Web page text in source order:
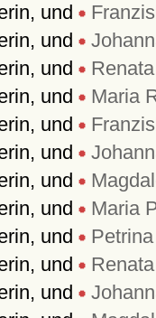
und
und
und
und
Maria
und
und
und
und
Maria
und
und
und